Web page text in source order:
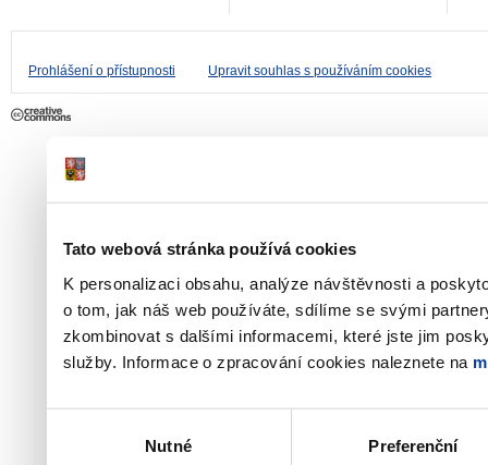
Tato webová stránka používá cookies
K personalizaci obsahu, analýze návštěvnosti a
o tom, jak náš web používáte, sdílíme se svými
zkombinovat s dalšími informacemi, které jste jim
služby. Informace o zpracování cookies naleznete na
Nutné Preferenční
Prohlášení o přístupnosti Upravit souhlas s používáním cookies